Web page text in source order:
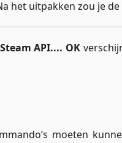
het uitpakken zou je de
API.... OK
moeten